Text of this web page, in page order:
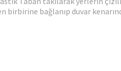
birbirine bağlanıp duvar